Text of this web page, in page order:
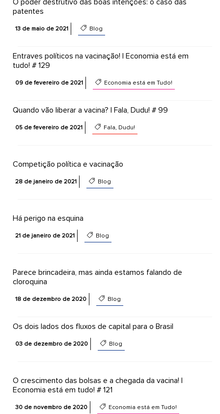
O poder destrutivo das boas intenções: o caso das
patentes
13 de maio de 2021 Blog
Entraves políticos na vacinação! | Economia está em
tudo! # 129
09 de fevereiro de 2021 Economia está em Tudo!
Quando vão liberar a vacina? | Fala, Dudu! # 99
05 de fevereiro de 2021 Fala, Dudu!
Competição política e vacinação
28 de janeiro de 2021 Blog
Há perigo na esquina
21 de janeiro de 2021 Blog
Parece brincadeira, mas ainda estamos falando de
cloroquina
18 de dezembro de 2020 Blog
Os dois lados dos fluxos de capital para o Brasil
03 de dezembro de 2020 Blog
O crescimento das bolsas e a chegada da vacina! |
Economia está em tudo! # 121
30 de novembro de 2020 Economia está em Tudo!